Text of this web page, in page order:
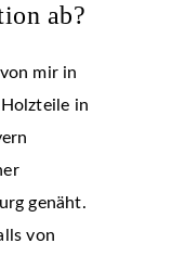
ab?
mir in
in
genäht.
von